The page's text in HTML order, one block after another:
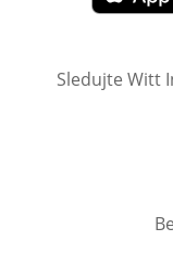
Otevře v
Sledujte Witt